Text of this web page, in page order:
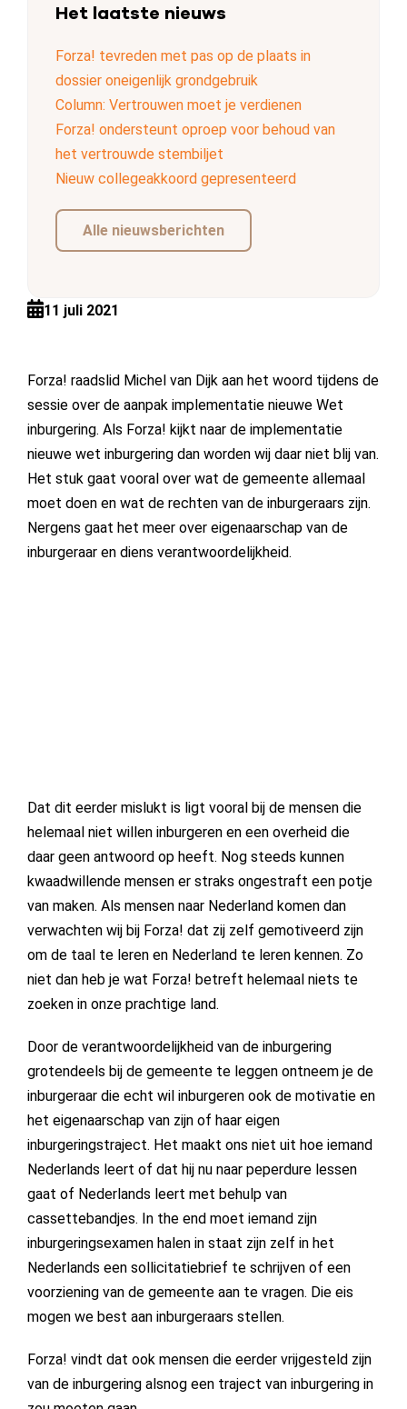
Het laatste nieuws
Forza! tevreden met pas op de plaats in
dossier oneigenlijk grondgebruik
Column: Vertrouwen moet je verdienen
Forza! ondersteunt oproep voor behoud van
het vertrouwde stembiljet
Nieuw collegeakkoord gepresenteerd
Alle nieuwsberichten
11 juli 2021
Forza! raadslid Michel van Dijk aan het woord tijdens de
sessie over de aanpak implementatie nieuwe Wet
inburgering. Als Forza! kijkt naar de implementatie
nieuwe wet inburgering dan worden wij daar niet blij van.
Het stuk gaat vooral over wat de gemeente allemaal
moet doen en wat de rechten van de inburgeraars zijn.
Nergens gaat het meer over eigenaarschap van de
inburgeraar en diens verantwoordelijkheid.
Dat dit eerder mislukt is ligt vooral bij de mensen die
helemaal niet willen inburgeren en een overheid die
daar geen antwoord op heeft. Nog steeds kunnen
kwaadwillende mensen er straks ongestraft een potje
van maken. Als mensen naar Nederland komen dan
verwachten wij bij Forza! dat zij zelf gemotiveerd zijn
om de taal te leren en Nederland te leren kennen. Zo
niet dan heb je wat Forza! betreft helemaal niets te
zoeken in onze prachtige land.
Door de verantwoordelijkheid van de inburgering
grotendeels bij de gemeente te leggen ontneem je de
inburgeraar die echt wil inburgeren ook de motivatie en
het eigenaarschap van zijn of haar eigen
inburgeringstraject. Het maakt ons niet uit hoe iemand
Nederlands leert of dat hij nu naar peperdure lessen
gaat of Nederlands leert met behulp van
cassettebandjes. In the end moet iemand zijn
inburgeringsexamen halen in staat zijn zelf in het
Nederlands een sollicitatiebrief te schrijven of een
voorziening van de gemeente aan te vragen. Die eis
mogen we best aan inburgeraars stellen.
Forza! vindt dat ook mensen die eerder vrijgesteld zijn
van de inburgering alsnog een traject van inburgering in